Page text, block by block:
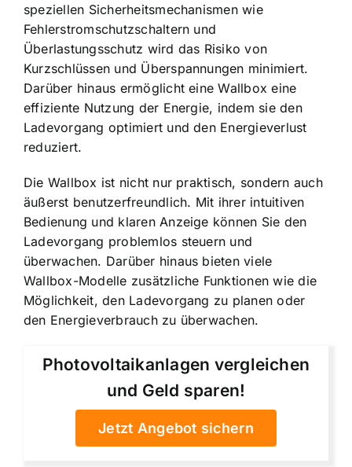
speziellen Sicherheitsmechanismen wie
Fehlerstromschutzschaltern und
Überlastungsschutz wird das Risiko von
Kurzschlüssen und Überspannungen minimiert.
Darüber hinaus ermöglicht eine Wallbox eine
effiziente Nutzung der Energie, indem sie den
Ladevorgang optimiert und den Energieverlust
reduziert.
Die Wallbox ist nicht nur praktisch, sondern auch
äußerst benutzerfreundlich. Mit ihrer intuitiven
Bedienung und klaren Anzeige können Sie den
Ladevorgang problemlos steuern und
überwachen. Darüber hinaus bieten viele
Wallbox-Modelle zusätzliche Funktionen wie die
Möglichkeit, den Ladevorgang zu planen oder
den Energieverbrauch zu überwachen.
Photovoltaikanlagen vergleichen
und Geld sparen!
Jetzt Angebot sichern